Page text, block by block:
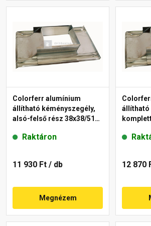
Colorferr alumínium
állítható kéményszegély,
alsó-felső rész 38x38/51
Raktáron
11 930 Ft / db
Megnézem
állítható
12 870